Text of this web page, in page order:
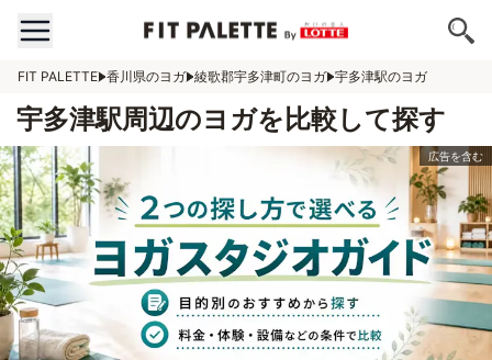
FIT PALETTE 香川県のヨガ 綾歌郡宇多津町のヨガ 宇多津駅のヨガ
宇多津駅周辺のヨガを比較して探す